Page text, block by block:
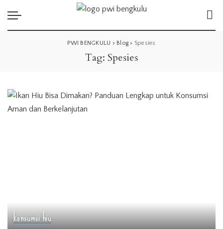
PWI BENGKULU > Blog > Spesies
Tag: Spesies
konsumsi hiu